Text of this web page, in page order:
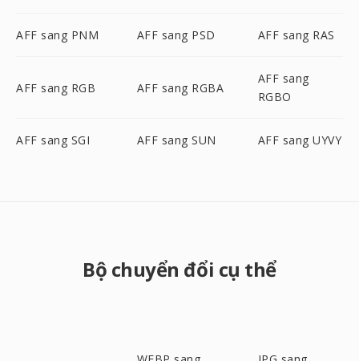
AFF sang PNM AFF sang PSD AFF sang RAS
AFF sang RGB AFF sang RGBA
AFF sang
RGBO
AFF sang SGI AFF sang SUN AFF sang UYVY
Bộ chuyển đổi cụ thể